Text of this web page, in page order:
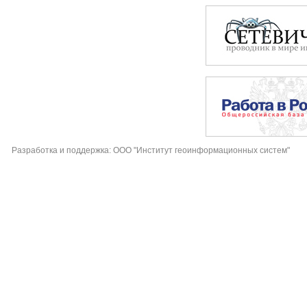
Разработка и поддержка: ООО "Институт геоинформационных систем"